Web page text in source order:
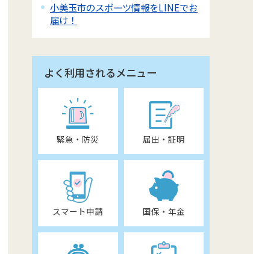
小美玉市のスポーツ情報をLINEでお
届け！
よく利用されるメニュー
緊急・防災 届出・証明
スマート申請 国保・年金